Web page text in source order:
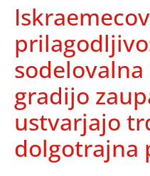
gradijo
ustvarjajo
dolgotrajna